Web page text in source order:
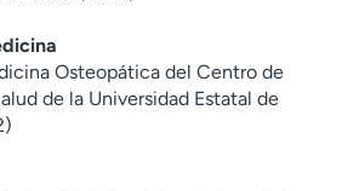
Osteopática del Centro de
de la Universidad Estatal de